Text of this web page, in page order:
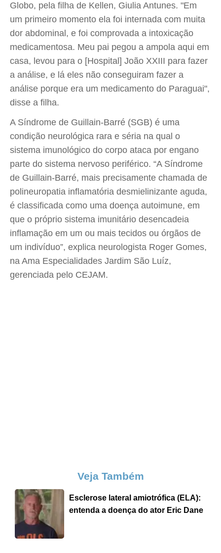
Globo, pela filha de Kellen, Giulia Antunes. "Em
um primeiro momento ela foi internada com muita
dor abdominal, e foi comprovada a intoxicação
medicamentosa. Meu pai pegou a ampola aqui em
casa, levou para o [Hospital] João XXIII para fazer
a análise, e lá eles não conseguiram fazer a
análise porque era um medicamento do Paraguai",
disse a filha.
A Síndrome de Guillain-Barré (SGB) é uma
condição neurológica rara e séria na qual o
sistema imunológico do corpo ataca por engano
parte do sistema nervoso periférico. “A Síndrome
de Guillain-Barré, mais precisamente chamada de
polineuropatia inflamatória desmielinizante aguda,
é classificada como uma doença autoimune, em
que o próprio sistema imunitário desencadeia
inflamação em um ou mais tecidos ou órgãos de
um indivíduo”, explica neurologista Roger Gomes,
na Ama Especialidades Jardim São Luíz,
gerenciada pelo CEJAM.
Veja Também
Esclerose lateral amiotrófica (ELA):
entenda a doença do ator Eric Dane